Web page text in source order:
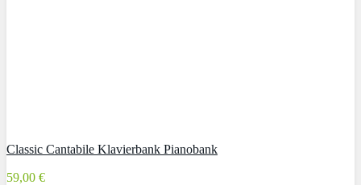
Classic Cantabile Klavierbank Pianobank
59,00 €